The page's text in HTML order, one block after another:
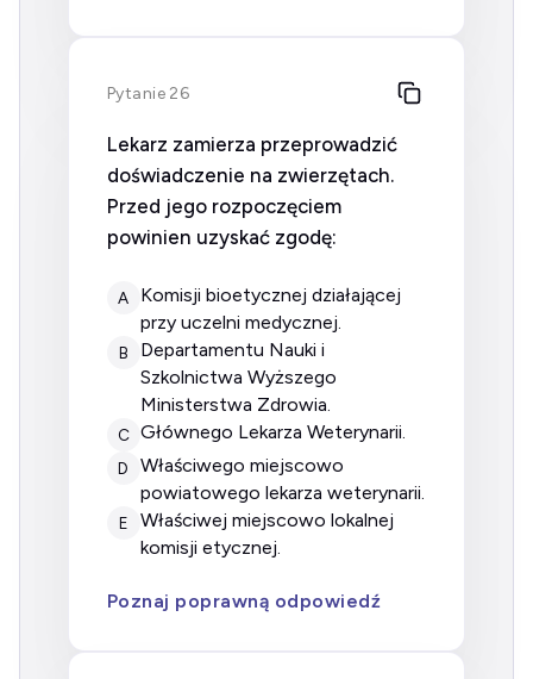
Pytanie 26
Lekarz zamierza przeprowadzić
doświadczenie na zwierzętach.
Przed jego rozpoczęciem
powinien uzyskać zgodę:
A
komisji bioetycznej działającej
przy uczelni medycznej.
B
Departamentu Nauki i
Szkolnictwa Wyższego
Ministerstwa Zdrowia.
C Głównego Lekarza Weterynarii.
D
właściwego miejscowo
powiatowego lekarza weterynarii.
E
właściwej miejscowo lokalnej
komisji etycznej.
Poznaj poprawną odpowiedź